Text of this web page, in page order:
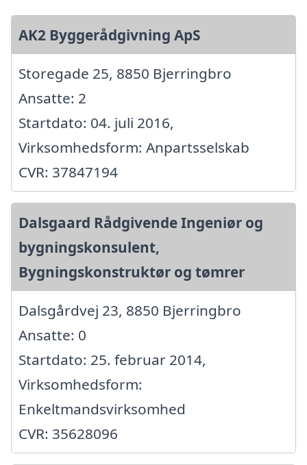
AK2 Byggerådgivning ApS
Storegade 25, 8850 Bjerringbro
Ansatte: 2
Startdato: 04. juli 2016,
Virksomhedsform: Anpartsselskab
CVR: 37847194
Dalsgaard Rådgivende Ingeniør og
bygningskonsulent,
Bygningskonstruktør og tømrer
Dalsgårdvej 23, 8850 Bjerringbro
Ansatte: 0
Startdato: 25. februar 2014,
Virksomhedsform:
Enkeltmandsvirksomhed
CVR: 35628096